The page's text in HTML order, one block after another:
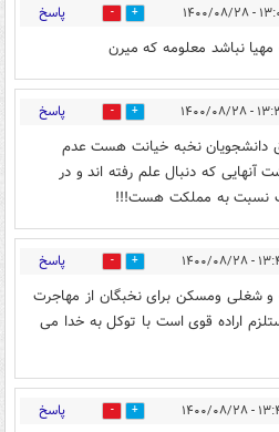
۰۸/۲۸ 18 پاسخ
نباشد معلومه که میرن
۰۸/۲۸ 25 پاسخ
دانشجویان نخبه خیانت هست عدم
که دنبال علم رفته اند و در
نسبت به مملکت هست!!!
۰۸/۲۸ 12 پاسخ
و شغلی ومسکن برای نخبگان از مهاجرت
اراده قوی است با توکل به خدا می
۰۸/۲۸ 12 پاسخ